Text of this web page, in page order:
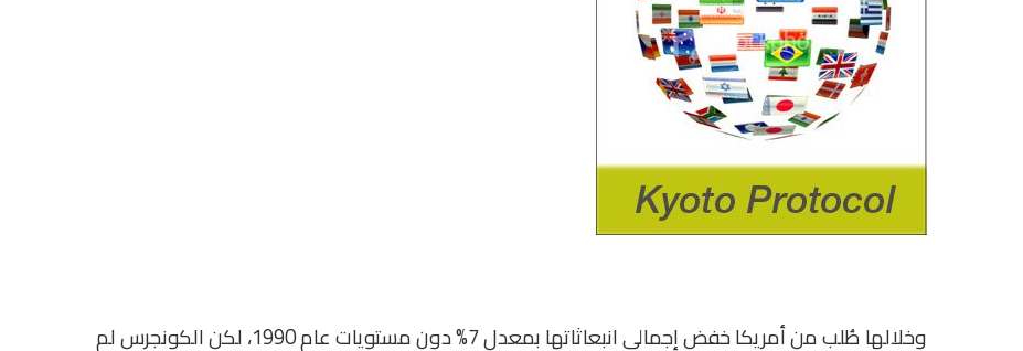
وخلالها طُلب من أمريكا خفض إجمالي انبعاثاتها بمعدل 7% دون مستويات عام 1990، لكن الكونجرس لم